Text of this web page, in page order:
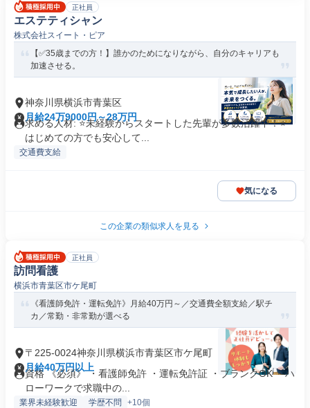
正社員
エステティシャン
株式会社スイート・ピア
【✅35歳までの方！】誰かのためになりながら、自分のキャリアも
加速させる。
神奈川県横浜市青葉区
月給24万9000円～28万円
求める人材: ⭐未経験からスタートした先輩が多数活躍中！⭐
はじめての方でも安心して...
交通費支給
気になる
この企業の類似求人を見る
正社員
訪問看護
横浜市青葉区市ケ尾町
《看護師免許・運転免許》月給40万円～／交通費全額支給／駅チ
カ／常勤・非常勤が選べる
〒225-0024神奈川県横浜市青葉区市ケ尾町
月給40万円以上
資格 《必須》 ・看護師免許 ・運転免許証 ・ブランクOK ・ハ
ローワークで求職中の...
業界未経験歓迎 学歴不問 +10個